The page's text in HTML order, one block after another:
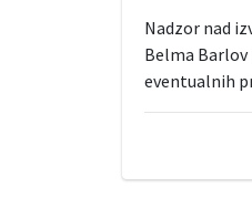
Nadzor nad
Belma
eventualnih